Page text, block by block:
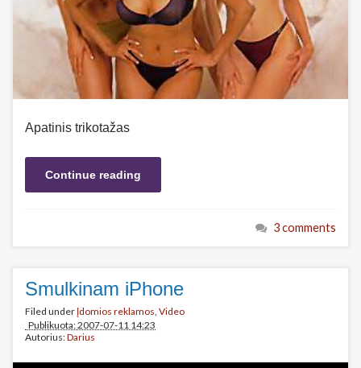
Apatinis trikotažas
Continue reading
3 comments
Smulkinam iPhone
Filed under Įdomios reklamos Video
Publikuota: 2007-07-11 14:23
Autorius:Darius